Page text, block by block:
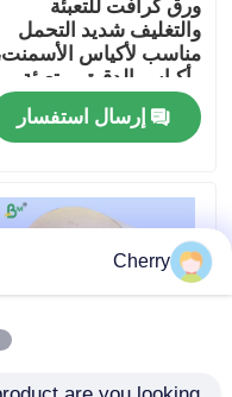
ضبط الجودة
اتصل بنا
جميع القضايا
ورق NCR بدون كربون
ورق كرافت للتعبئة
والتغليف شديد التحمل
مناسب لأكياس
وأكياس الدقيق، وتعبئة
المواد الكيميائية
إرسال استفسار
Cherry